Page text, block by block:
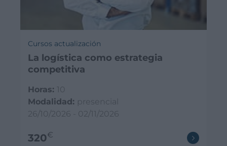
Cursos actualización
La logística como estrategia
competitiva
Horas: 10
Modalidad: presencial
26/10/2026 - 02/11/2026
320€